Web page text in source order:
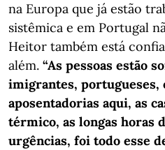
na Europa que já estão
sistêmica e em Portugal
Heitor também está
além. “As pessoas estão
imigrantes, portugueses,
aposentadorias aqui, as
térmico, as longas horas
urgências, foi todo esse